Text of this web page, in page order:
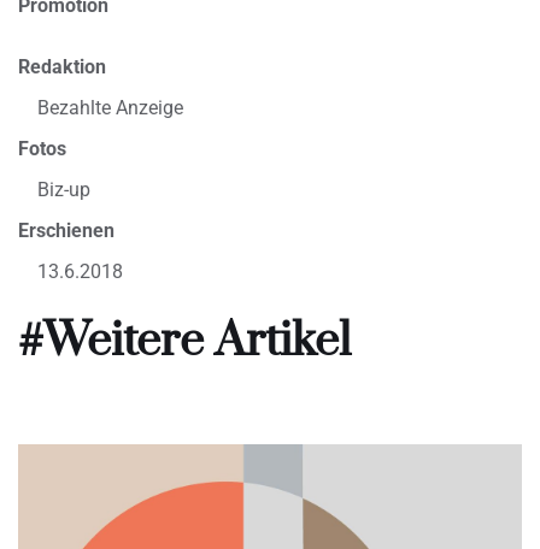
Promotion
Redaktion
Bezahlte Anzeige
Fotos
Biz-up
Erschienen
13.6.2018
#Weitere Artikel